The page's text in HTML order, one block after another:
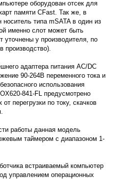
оборудован отсек для
памяти CFast. Так же, в
типа mSATA в один из
именно слот может быть
уточнены у производителя, по
производство).
адаптера питания AC/DC
90-264В переменного тока и
использования
841-FL предусмотрено
перегрузки по току, скачков
работы данная модель
таймером с диапазоном 1-
встраиваемый компьютер
управлением операционных